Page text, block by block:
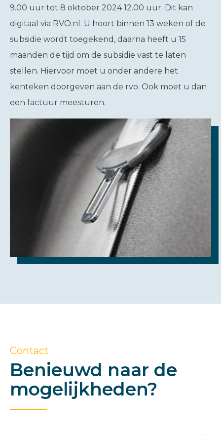
9.00 uur tot 8 oktober 2024 12.00 uur. Dit kan
digitaal via RVO.nl. U hoort binnen 13 weken of de
subsidie wordt toegekend, daarna heeft u 15
maanden de tijd om de subsidie vast te laten
stellen. Hiervoor moet u onder andere het
kenteken doorgeven aan de rvo. Ook moet u dan
een factuur meesturen.
Contact
Benieuwd naar de
mogelijkheden?